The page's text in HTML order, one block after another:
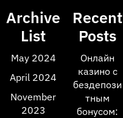
Archive
List
May 2024
April 2024
November
2023
Recent
Posts
Онлайн
казино с
бездепози
тным
бонусом: